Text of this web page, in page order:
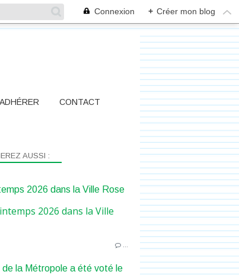
Connexion + Créer mon blog
ADHÉRER CONTACT
AUSSI :
2026 dans la Ville Rose
…
de la Métropole a été voté le